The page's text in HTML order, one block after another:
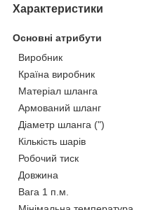
Характеристики
Основні атрибути
Виробник
Країна виробник
Матеріал шланга
Армований шланг
Діаметр шланга (")
Кількість шарів
Робочий тиск
Довжина
Вага 1 п.м.